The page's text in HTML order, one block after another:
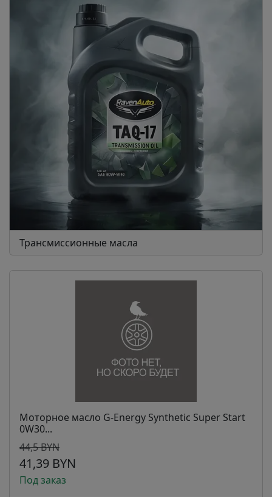
Трансмиссионные масла
Моторное масло G-Energy Synthetic Super Start
0W30...
44,5 BYN
41,39 BYN
Под заказ